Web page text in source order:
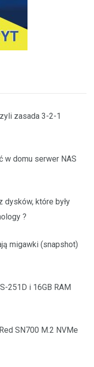
zasada 3-2-1
w domu serwer NAS
dysków, które były
?
migawki (snapshot)
251D i 16GB RAM
SN700 M.2 NVMe